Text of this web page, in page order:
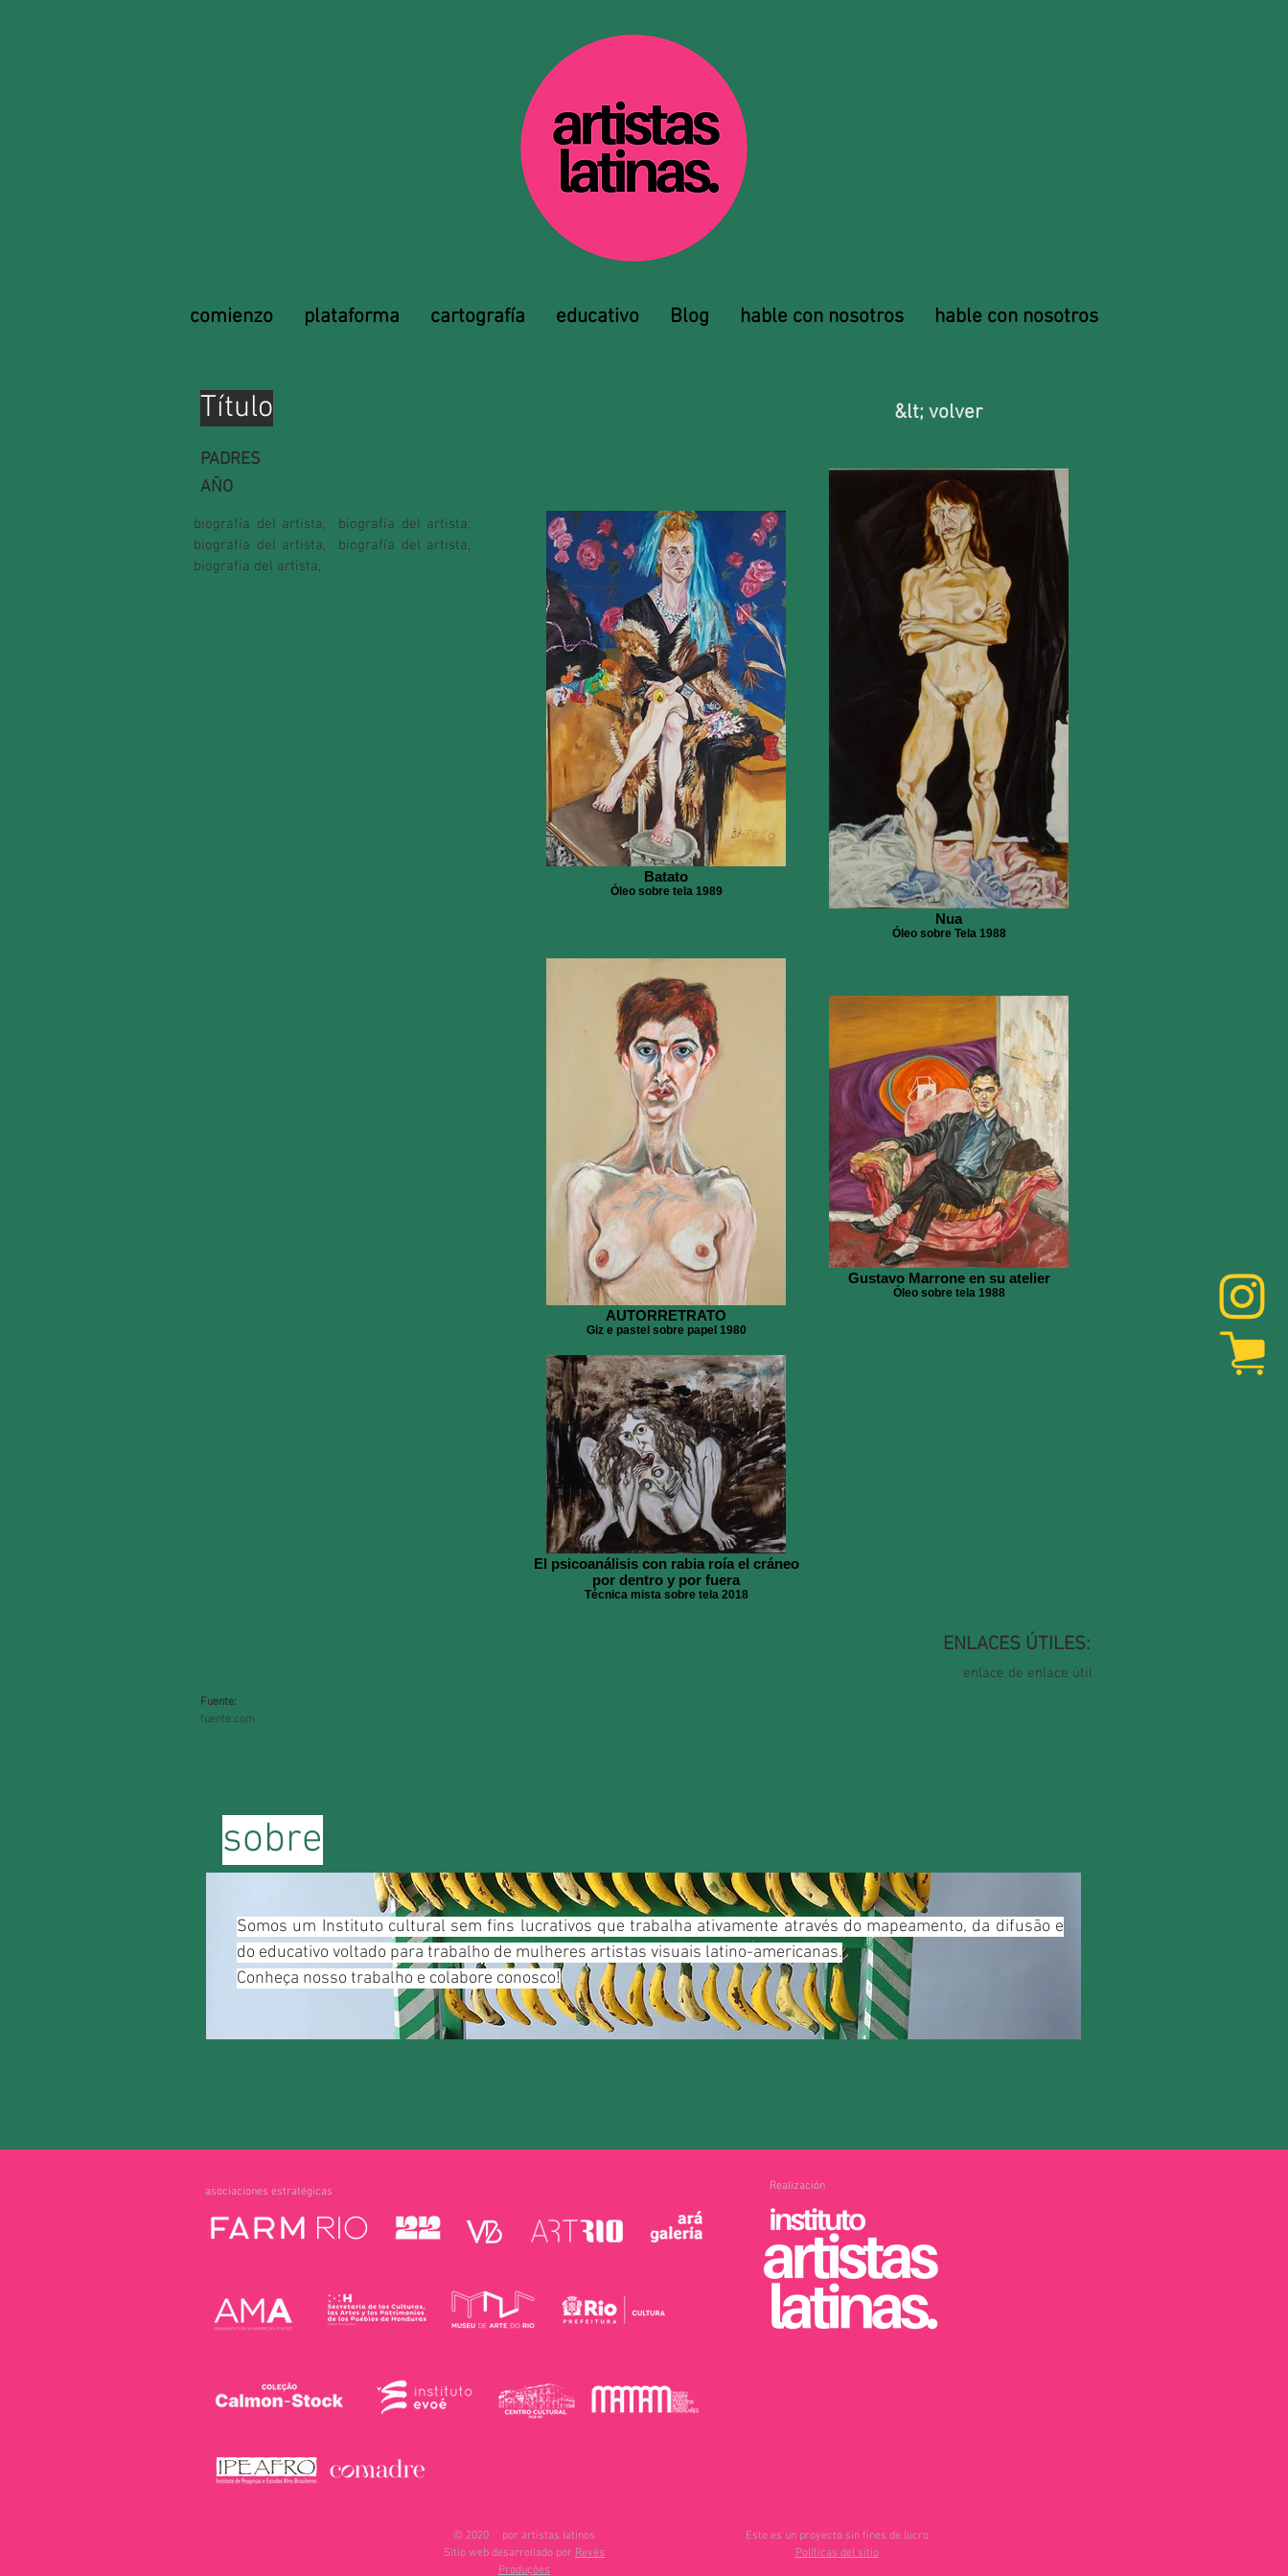
comienzo plataforma cartografía educativo Blog hable con nosotros hable con nosotros
Título &lt; volver
PADRES
AÑO
biografía del artista,
biografía del artista,
biografía del artista,
biografía del artista,
biografía del artista,
Batato
Óleo sobre tela 1989
Nua
Óleo sobre Tela 1988
AUTORRETRATO
Giz e pastel sobre papel 1980
Gustavo Marrone en su atelier
Óleo sobre tela 1988
El psicoanálisis con rabia roía el cráneo
por dentro y por fuera
Técnica mista sobre tela 2018
ENLACES ÚTILES:
enlace de enlace útil
Fuente:
fuente.com
sobre
Somos um Instituto cultural sem fins lucrativos que trabalha ativamente através do mapeamento, da difusão e
do educativo voltado para trabalho de mulheres artistas visuais latino-americanas.
Conheça nosso trabalho e colabore conosco!
asociaciones estratégicas Realización
© 2020
por artistas latinos
Sitio web desarrollado por Revés
Produções
Este es un proyecto sin fines de lucro
Políticas del sitio